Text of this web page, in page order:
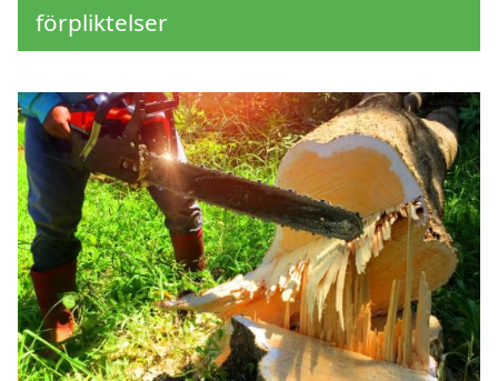
förpliktelser